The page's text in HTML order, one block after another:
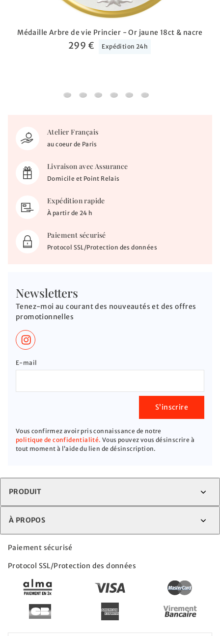
Médaille Arbre de vie Princier - Or jaune 18ct & nacre
299 € Expédition 24h
Médaille Arbre de vie Princier - Or jaune 18ct
Médaille Vierge mère du créateur - Or
Médaille Vierge à l'enfant - Amour
Médaille Vierge à l'enfant de
Médaille Petit Prince sur la
Médaille Petit Prince
Atelier Français
au coeur de Paris
Livraison avec Assurance
Domicile et Point Relais
Expédition rapide
À partir de 24 h
Paiement sécurisé
Protocol SSL/Protection des données
Newsletters
Tenez-moi au courant des nouveautés et des offres
promotionnelles
E-mail
S’inscrire
Vous confirmez avoir pris connaissance de notre
politique de confidentialité. Vous pouvez vous désinscrire à
tout moment à l’aide du lien de désinscription.
PRODUIT
À PROPOS
Paiement sécurisé
Protocol SSL/Protection des données